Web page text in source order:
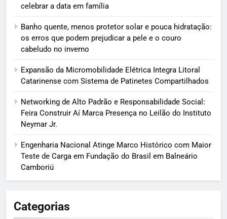
celebrar a data em família
Banho quente, menos protetor solar e pouca hidratação:
os erros que podem prejudicar a pele e o couro
cabeludo no inverno
Expansão da Micromobilidade Elétrica Integra Litoral
Catarinense com Sistema de Patinetes Compartilhados
Networking de Alto Padrão e Responsabilidade Social:
Feira Construir Aí Marca Presença no Leilão do Instituto
Neymar Jr.
Engenharia Nacional Atinge Marco Histórico com Maior
Teste de Carga em Fundação do Brasil em Balneário
Camboriú
Categorias